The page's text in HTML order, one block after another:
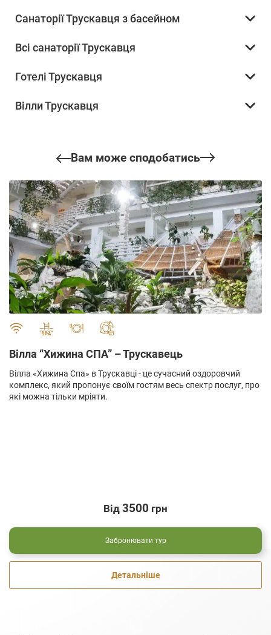
Санаторії Трускавця з басейном
Всі санаторії Трускавця
Готелі Трускавця
Вілли Трускавця
Вам може сподобатись
Вілла “Хижина СПА” – Трускавець
Вілла «Хижина Спа» в Трускавці - це сучасний оздоровчий
комплекс, який пропонує своїм гостям весь спектр послуг, про
які можна тільки мріяти.
Від 3500 грн
Забронювати тур
Детальніше